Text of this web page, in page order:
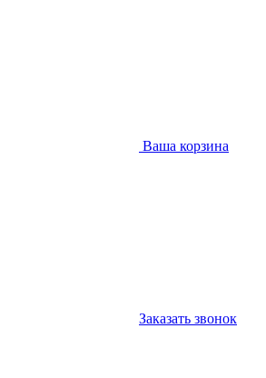
Ваша корзина
Заказать звонок